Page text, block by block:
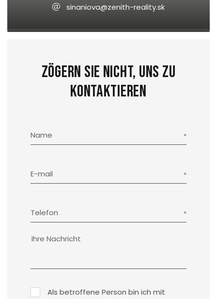
sinaniova@zenith-reality.sk
Zögern Sie nicht, uns zu
kontaktieren
Name
E-mail
Telefon
Als betroffene Person bin ich mit